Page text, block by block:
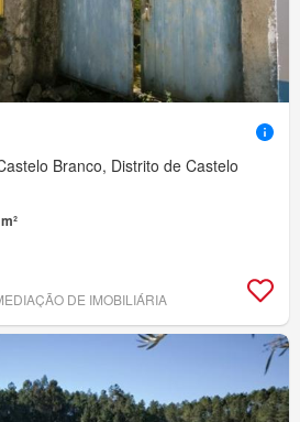
Branco, Distrito de Castelo
DE IMOBILIÁRIA